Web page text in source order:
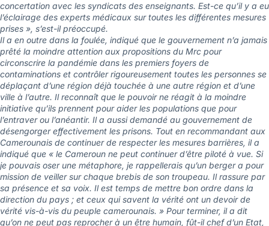
concertation avec les syndicats des enseignants. Est-ce qu’il y a eu
l’éclairage des experts médicaux sur toutes les différentes mesures
prises », s’est-il préoccupé.
Il a en outre dans la foulée, indiqué que le gouvernement n’a jamais
prêté la moindre attention aux propositions du Mrc pour
circonscrire la pandémie dans les premiers foyers de
contaminations et contrôler rigoureusement toutes les personnes se
déplaçant d’une région déjà touchée à une autre région et d’une
ville à l’autre. Il reconnaît que le pouvoir ne réagit à la moindre
initiative qu’ils prennent pour aider les populations que pour
l’entraver ou l’anéantir. Il a aussi demandé au gouvernement de
désengorger effectivement les prisons. Tout en recommandant aux
Camerounais de continuer de respecter les mesures barrières, il a
indiqué que « le Cameroun ne peut continuer d’être piloté à vue. Si
je pouvais oser une métaphore, je rappellerais qu’un berger a pour
mission de veiller sur chaque brebis de son troupeau. Il rassure par
sa présence et sa voix. Il est temps de mettre bon ordre dans la
direction du pays ; et ceux qui savent la vérité ont un devoir de
vérité vis-à-vis du peuple camerounais. » Pour terminer, il a dit
qu’on ne peut pas reprocher à un être humain, fût-il chef d’un Etat,